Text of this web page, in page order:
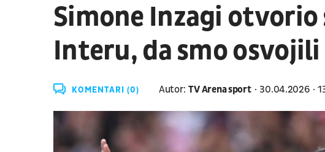
Simone Inzagi otvorio
Interu, da smo osvojili
KOMENTARI (0) Autor: TV Arena sport 30.04.2026